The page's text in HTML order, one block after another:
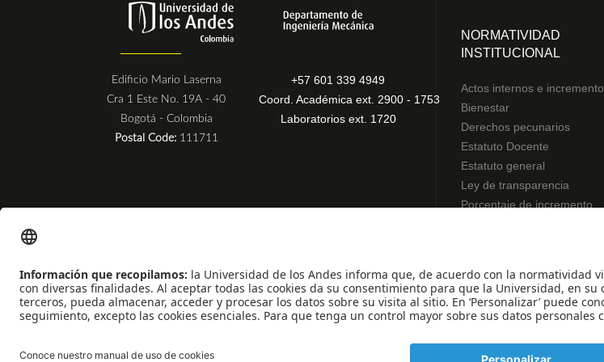
Edificio Mario Laserna
Cra 1 Este No. 19A - 40
Bogotá - Colombia
Postal Code: 111711
+57 601 339 4949
Coord. Académica ext. 2900 - 1753
Laboratorios ext. 1720
NORMATIVIDAD
INSTITUCIONAL
Actos internos e incremento
Bienestar
Derechos pecunarios
Estatuto Docente
Estatuto general
Ley de transparencia
Porcentaje de incremento
Reconocimiento personería jurídica: Resolución 28 del 23 de febrero de 1949 Minjusticia.